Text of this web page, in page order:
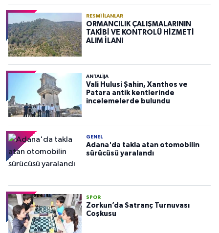
RESMI İLANLAR
ORMANCILIK ÇALIŞMALARININ
TAKİBİ VE KONTROLÜ HİZMETİ
ALIM İLANI
ANTALIJA
Vali Hulusi Şahin, Xanthos ve
Patara antik kentlerinde
incelemelerde bulundu
GENEL
Adana'da takla atan otomobilin
sürücüsü yaralandı
SPOR
Zorkun’da Satranç Turnuvası
Coşkusu